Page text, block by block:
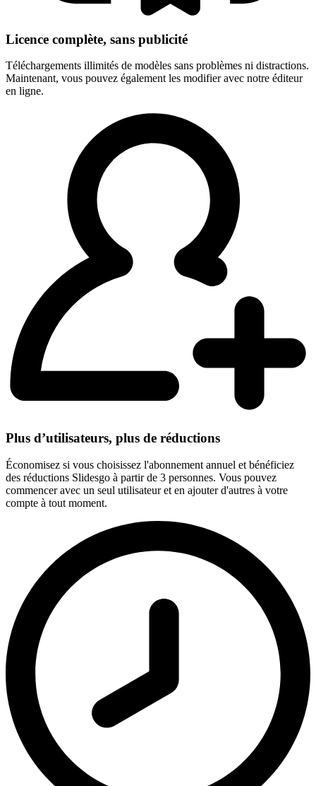
Licence complète, sans publicité
Téléchargements illimités de modèles sans problèmes ni distractions.
Maintenant, vous pouvez également les modifier avec notre éditeur
en ligne.
Plus d’utilisateurs, plus de réductions
Économisez si vous choisissez l'abonnement annuel et bénéficiez
des réductions Slidesgo à partir de 3 personnes. Vous pouvez
commencer avec un seul utilisateur et en ajouter d'autres à votre
compte à tout moment.